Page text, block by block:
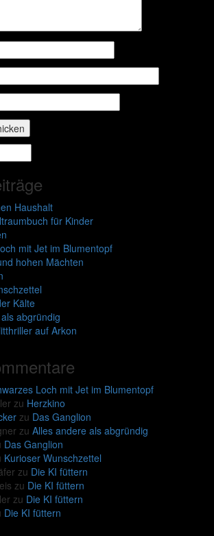
Haushalt
für Kinder
mit Jet im Blumentopf
hohen Mächten
Kälte
abgründig
auf Arkon
Loch mit Jet im Blumentopf
zu Herzkino
zu Das Ganglion
zu Alles andere als abgründig
Das Ganglion
Kurioser Wunschzettel
zu Die KI füttern
zu Die KI füttern
zu Die KI füttern
Die KI füttern